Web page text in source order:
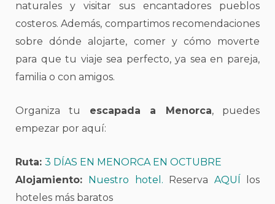
naturales y visitar sus encantadores pueblos
costeros. Además, compartimos recomendaciones
sobre dónde alojarte, comer y cómo moverte
para que tu viaje sea perfecto, ya sea en pareja,
familia o con amigos.
Organiza tu escapada a Menorca, puedes
empezar por aquí:
Ruta: 3 DÍAS EN MENORCA EN OCTUBRE
Alojamiento: Nuestro hotel. Reserva AQUÍ
los
hoteles más baratos